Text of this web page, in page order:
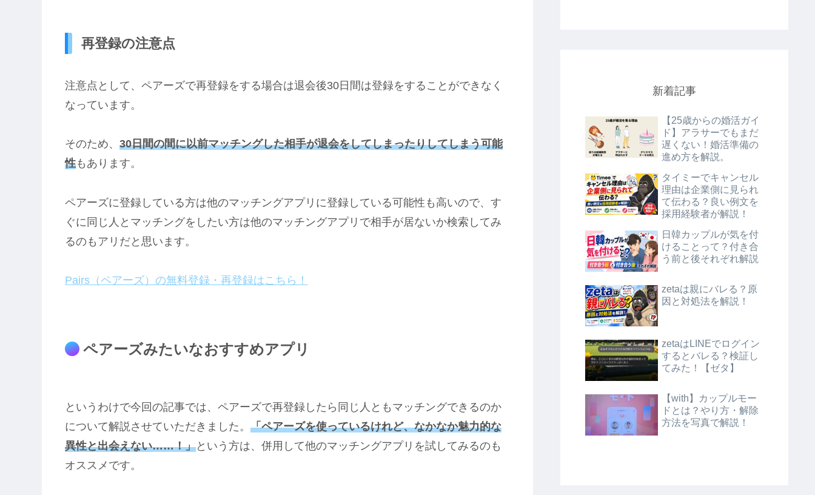
再登録の注意点
注意点として、ペアーズで再登録をする場合は退会後30日間は登録をすることができなく
なっています。
そのため、 30日間の間に以前マッチングした相手が退会をしてしまったりしてしまう可能
性もあります。
ペアーズに登録している方は他のマッチングアプリに登録している可能性も高いので、す
ぐに同じ人とマッチングをしたい方は他のマッチングアプリで相手が居ないか検索してみ
るのもアリだと思います。
Pairs（ペアーズ）の無料登録・再登録はこちら！
ペアーズみたいなおすすめアプリ
というわけで今回の記事では、ペアーズで再登録したら同じ人ともマッチングできるのか
について解説させていただきました。 「ペアーズを使っているけれど、なかなか魅力的な
異性と出会えない……！」という方は、併用して他のマッチングアプリを試してみるのも
オススメです。
新着記事
【25歳からの婚活ガイ
ド】アラサーでもまだ
遅くない！婚活準備の
進め方を解説。
タイミーでキャンセル
理由は企業側に見られ
て伝わる？良い例文を
採用経験者が解説！
日韓カップルが気を付
けることって？付き合
う前と後それぞれ解説
zetaは親にバレる？原
因と対処法を解説！
zetaはLINEでログイン
するとバレる？検証し
てみた！【ゼタ】
【with】カップルモー
ドとは？やり方・解除
方法を写真で解説！